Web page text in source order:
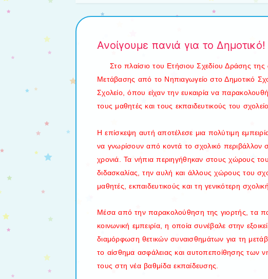
Ανοίγουμε πανιά για το Δημοτικό!
Στο πλαίσιο του Ετήσιου Σχεδίου Δράσης
Μετάβασης από το Νηπιαγωγείο στο Δημοτικό
Σχολείο, όπου είχαν την ευκαιρία να
τους μαθητές και τους εκπαιδευτικούς του
Η επίσκεψη αυτή αποτέλεσε μια πολύτιμη
να γνωρίσουν από κοντά το σχολικό περιβάλλον
χρονιά. Τα νήπια περιηγήθηκαν στους χώρους
διδασκαλίας, την αυλή και άλλους χώρους του
μαθητές, εκπαιδευτικούς και τη γενικότερη
Μέσα από την παρακολούθηση της γιορτής, τα
κοινωνική εμπειρία, η οποία συνέβαλε στην
διαμόρφωση θετικών συναισθημάτων για τη
το αίσθημα ασφάλειας και αυτοπεποίθησης των
τους στη νέα βαθμίδα εκπαίδευσης.